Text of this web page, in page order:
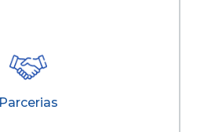
Parcerias